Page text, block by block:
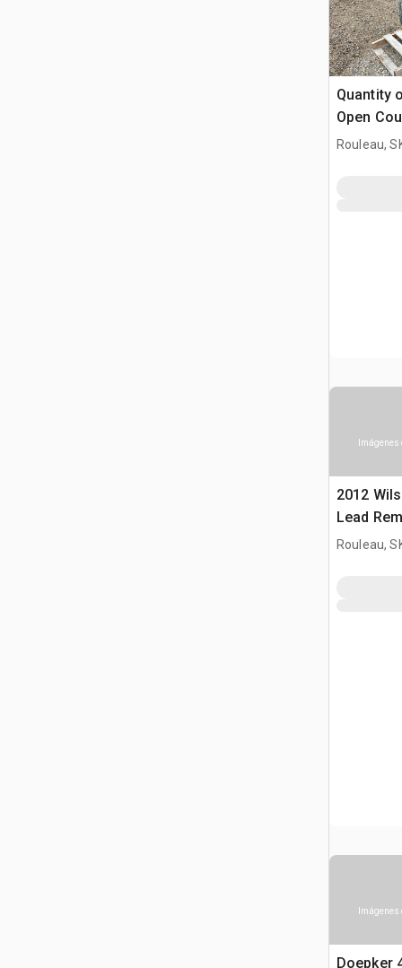
Quantity
Open County
Rouleau,
2012
Lead
Rouleau,
Doepker